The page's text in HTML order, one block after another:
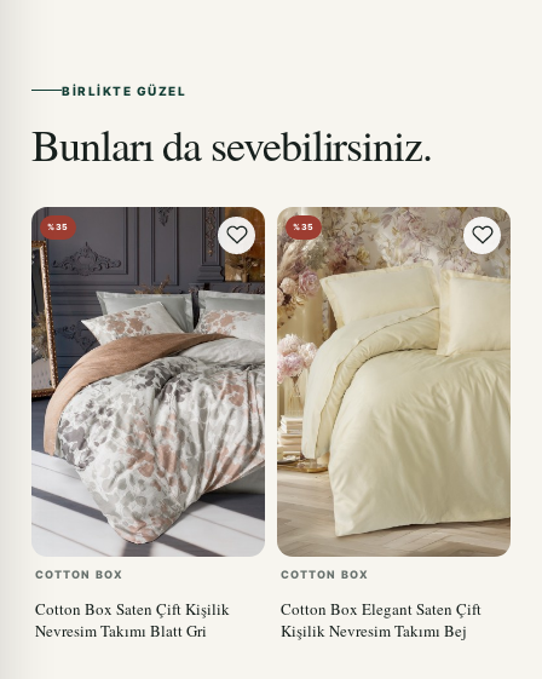
BIRLIKTE GÜZEL
Bunları da sevebilirsiniz.
%35
COTTON BOX
Cotton Box Saten Çift Kişilik
Nevresim Takımı Blatt Gri
%35
COTTON BOX
Cotton Box Elegant Saten Çift
Kişilik Nevresim Takımı Bej